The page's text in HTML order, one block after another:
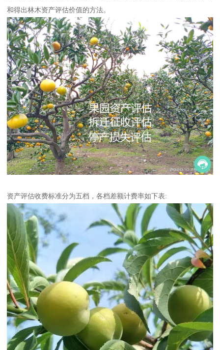
和得出林木资产评估价值的方法。
资产评估收费标准分为五档，各档差额计费率如下表: